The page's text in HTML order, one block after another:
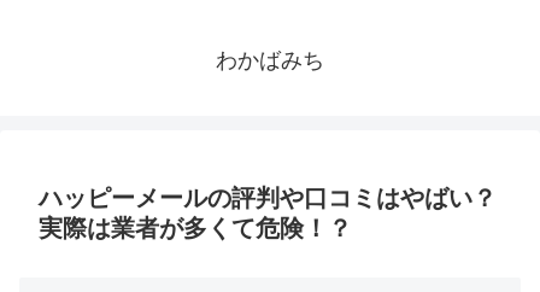
わかばみち
ハッピーメールの評判や口コミはやばい？
実際は業者が多くて危険！？